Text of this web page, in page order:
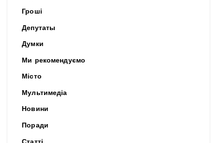
Гроші
Депутаты
Думки
Ми рекомендуємо
Місто
Мультимедіа
Новини
Поради